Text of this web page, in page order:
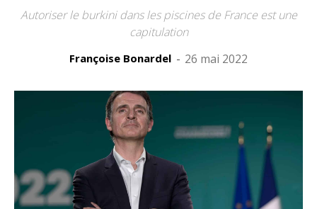
Autoriser le burkini dans les piscines de France est une
capitulation
Françoise Bonardel - 26 mai 2022